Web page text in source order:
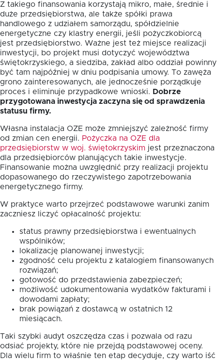
Z takiego finansowania korzystają mikro, małe, średnie i
duże przedsiębiorstwa, ale także spółki prawa
handlowego z udziałem samorządu, spółdzielnie
energetyczne czy klastry energii, jeśli pożyczkobiorcą
jest przedsiębiorstwo. Ważne jest też miejsce realizacji
inwestycji, bo projekt musi dotyczyć województwa
świętokrzyskiego, a siedziba, zakład albo oddział powinny
być tam najpóźniej w dniu podpisania umowy. To zawęża
grono zainteresowanych, ale jednocześnie porządkuje
proces i eliminuje przypadkowe wnioski. Dobrze
przygotowana inwestycja zaczyna się od sprawdzenia
statusu firmy.
Własna instalacja OZE może zmniejszyć zależność firmy
od zmian cen energii. Pożyczka na OZE dla
przedsiębiorstw w woj. świętokrzyskim jest przeznaczona
dla przedsiębiorców planujących takie inwestycje.
Finansowanie można uwzględnić przy realizacji projektu
dopasowanego do rzeczywistego zapotrzebowania
energetycznego firmy.
W praktyce warto przejrzeć podstawowe warunki zanim
zaczniesz liczyć opłacalność projektu:
status prawny przedsiębiorstwa i ewentualnych
wspólników;
lokalizację planowanej inwestycji;
zgodność celu projektu z katalogiem finansowanych
rozwiązań;
gotowość do przedstawienia zabezpieczeń;
możliwość udokumentowania wydatków fakturami i
dowodami zapłaty;
brak powiązań z dostawcą w ostatnich 12
miesiącach.
Taki szybki audyt oszczędza czas i pozwala od razu
odsiać projekty, które nie przejdą podstawowej oceny.
Dla wielu firm to właśnie ten etap decyduje, czy warto iść